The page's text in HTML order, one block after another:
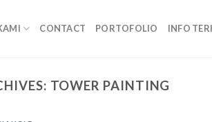
CONTACT PORTOFOLIO INFO
TOWER PAINTING